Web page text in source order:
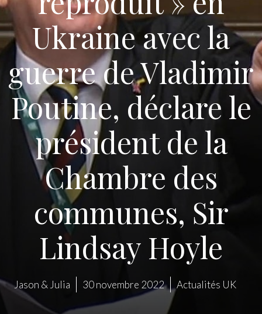
Ukraine avec la
guerre de Vladimir
Poutine, déclare le
président de la
Chambre des
communes, Sir
Lindsay Hoyle
Jason & Julia 30 novembre 2022 Actualités UK